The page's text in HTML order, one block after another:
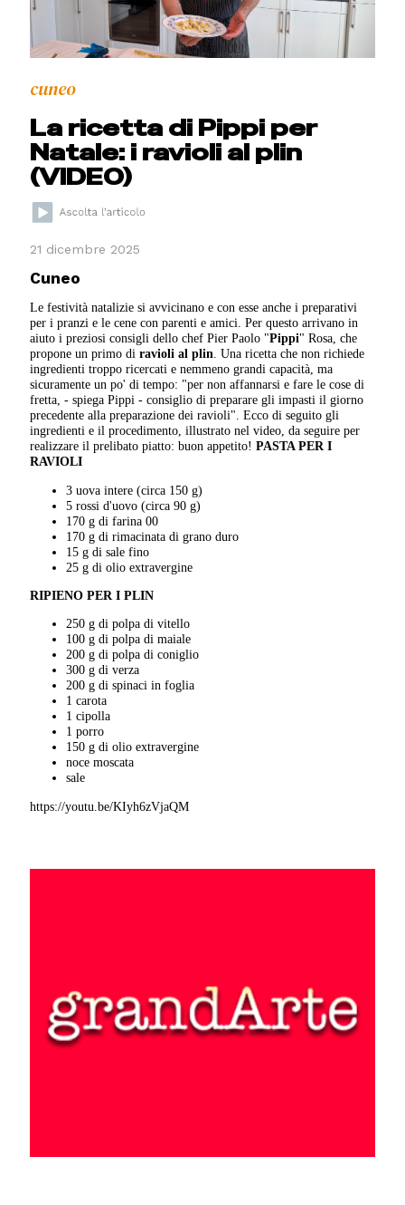
cuneo
La ricetta di Pippi per
Natale: i ravioli al plin
(VIDEO)
21 dicembre 2025
Cuneo
Le festività natalizie si avvicinano e con esse anche i preparativi
per i pranzi e le cene con parenti e amici. Per questo arrivano in
aiuto i preziosi consigli dello chef Pier Paolo "Pippi" Rosa, che
propone un primo diravioli al plin . Una ricetta che non richiede
ingredienti troppo ricercati e nemmeno grandi capacità, ma
sicuramente un po' di tempo: "per non affannarsi e fare le cose di
fretta, - spiega Pippi - consiglio di preparare gli impasti il giorno
precedente alla preparazione dei ravioli". Ecco di seguito gli
ingredienti e il procedimento, illustrato nel video, da seguire per
realizzare il prelibato piatto: buon appetito!PASTA PER I
RAVIOLI
3 uova intere (circa 150 g)
5 rossi d'uovo (circa 90 g)
170 g di farina 00
170 g di rimacinata di grano duro
15 g di sale fino
25 g di olio extravergine
RIPIENO PER I PLIN
250 g di polpa di vitello
100 g di polpa di maiale
200 g di polpa di coniglio
300 g di verza
200 g di spinaci in foglia
1 carota
1 cipolla
1 porro
150 g di olio extravergine
noce moscata
sale
https://youtu.be/KIyh6zVjaQM